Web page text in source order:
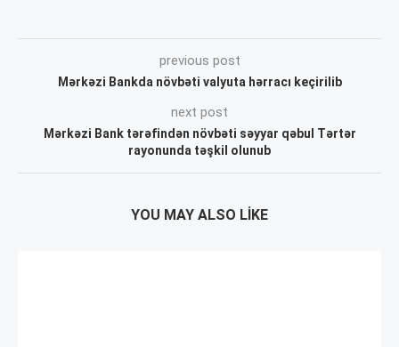
previous post
Mərkəzi Bankda növbəti valyuta hərracı keçirilib
next post
Mərkəzi Bank tərəfindən növbəti səyyar qəbul Tərtər
rayonunda təşkil olunub
YOU MAY ALSO LIKE